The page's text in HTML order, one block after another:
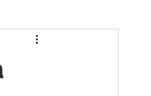
Ambiente